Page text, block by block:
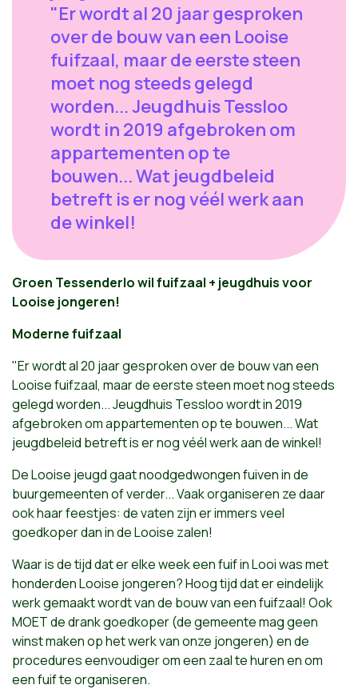
"Er wordt al 20 jaar gesproken
over de bouw van een Looise
fuifzaal, maar de eerste steen
moet nog steeds gelegd
worden... Jeugdhuis Tessloo
wordt in 2019 afgebroken om
appartementen op te
bouwen... Wat jeugdbeleid
betreft is er nog véél werk aan
de winkel!
Groen Tessenderlo wil fuifzaal + jeugdhuis voor
Looise jongeren!
Moderne fuifzaal
"Er wordt al 20 jaar gesproken over de bouw van een
Looise fuifzaal, maar de eerste steen moet nog steeds
gelegd worden... Jeugdhuis Tessloo wordt in 2019
afgebroken om appartementen op te bouwen... Wat
jeugdbeleid betreft is er nog véél werk aan de winkel!
De Looise jeugd gaat noodgedwongen fuiven in de
buurgemeenten of verder... Vaak organiseren ze daar
ook haar feestjes: de vaten zijn er immers veel
goedkoper dan in de Looise zalen!
Waar is de tijd dat er elke week een fuif in Looi was met
honderden Looise jongeren? Hoog tijd dat er eindelijk
werk gemaakt wordt van de bouw van een fuifzaal! Ook
MOET de drank goedkoper (de gemeente mag geen
winst maken op het werk van onze jongeren) en de
procedures eenvoudiger om een zaal te huren en om
een fuif te organiseren.